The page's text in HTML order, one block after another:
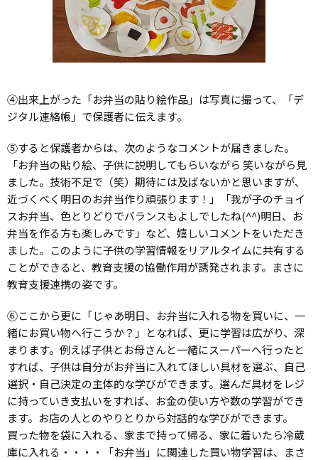
④出来上がった「お弁当の貼り絵作品」は写真に撮って、「デ
ジタル連絡帳」で保護者に伝えます。
⑤すると保護者からは、次のようなコメントが届きました。
「お弁当の貼り絵、子供に説明してもらいながら 笑いながら見
ました。技術不足で（笑）期待には及ばないかと思いますが、
近づくべく明日のお弁当作り頑張ります！」「我が子のチョイ
スお弁当、色とりどりでバランスもよしでしたね(^^)明日、お
弁当を作る方も楽しみです」など、嬉しいコメントをいただき
ました。このように子供の学習情報をリアルタイムに共有する
ことができると、教育支援の協働作用が誘発されます。まさに
教育支援連携の姿です。
⑥ここから更に「じゃあ明日、お弁当に入れる物を買いに、一
緒にお買い物へ行こうか？」となれば、更に学習は広がり、深
まります。例えば子供とお母さんと一緒にスーパーへ行ったと
すれば、子供は自分がお弁当に入れてほしい具材を選ぶ、自己
選択・自己決定の主体的な学びができます。選んだ具材をレジ
に持っていき支払いをすれば、お金の使い方や数の学習ができ
ます。お店の人とのやりとりから対話的な学びができます。
買った物を袋に入れる、家まで持って帰る、家に着いたら冷蔵
庫に入れる・・・・「お弁当」に関連した買い物学習は、まさ